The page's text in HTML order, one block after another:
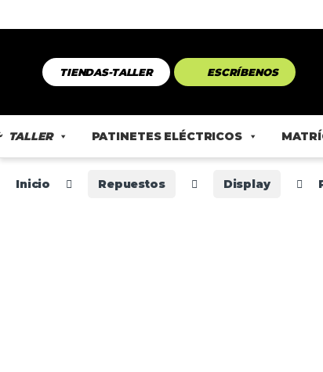
TIENDAS-TALLER ESCRÍBENOS
TALLER PATINETES ELÉCTRICOS
Inicio Repuestos Display